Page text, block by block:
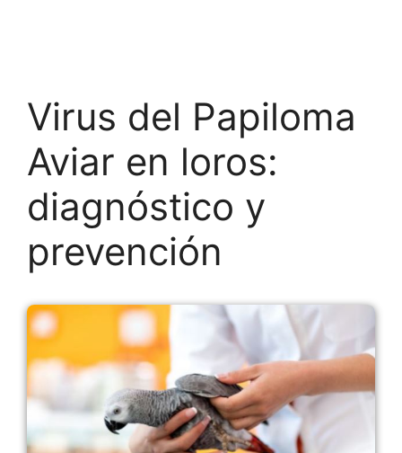
Virus del Papiloma
Aviar en loros:
diagnóstico y
prevención